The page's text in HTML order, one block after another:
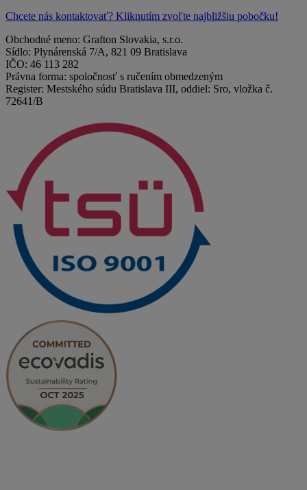
Chcete nás kontaktovať? Kliknutím zvoľte najbližšiu pobočku!
Obchodné meno: Grafton Slovakia, s.r.o.
Sídlo: Plynárenská 7/A, 821 09 Bratislava
IČO: 46 113 282
Právna forma: spoločnosť s ručením obmedzeným
Register: Mestského súdu Bratislava III, oddiel: Sro, vložka č.
72641/B